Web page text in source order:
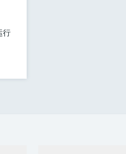
行